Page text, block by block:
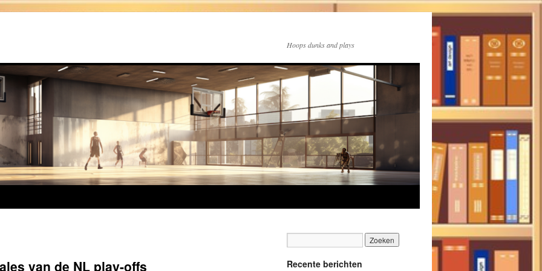
Hoops dunks and plays
van de NL play-offs Recente berichten